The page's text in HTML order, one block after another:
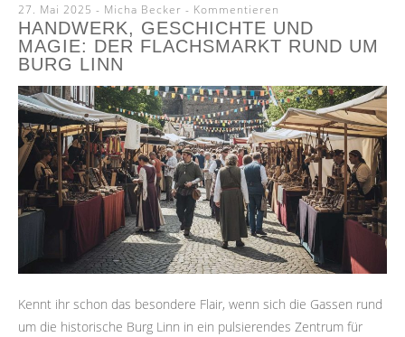
27. Mai 2025 - Micha Becker Kommentieren
HANDWERK, GESCHICHTE UND
MAGIE: DER FLACHSMARKT RUND UM
BURG LINN
Kennt ihr schon das besondere Flair, wenn sich die Gassen rund
um die historische Burg Linn in ein pulsierendes Zentrum für